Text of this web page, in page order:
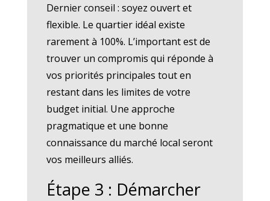
Dernier conseil : soyez ouvert et
flexible. Le quartier idéal existe
rarement à 100%. L’important est de
trouver un compromis qui réponde à
vos priorités principales tout en
restant dans les limites de votre
budget initial. Une approche
pragmatique et une bonne
connaissance du marché local seront
vos meilleurs alliés.
Étape 3 : Démarcher